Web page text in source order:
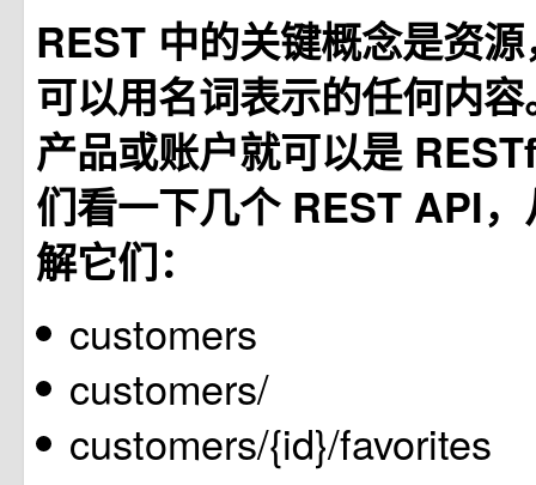
REST 中的关键概念是资
可以用名词表示的任何内
产品或账户就可以是
们看一下几个 REST API
解它们：
customers
customers/
customers/{id}/favorites